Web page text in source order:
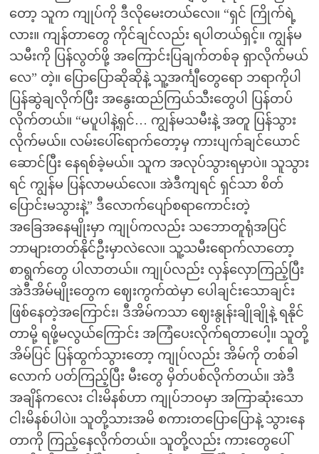
တော့ သူက ကျုပ်ကို ဒီလိုမေးတယ်လေ။ “ရှင် ကြိုက်ရဲ့
လား။ ကျန်တာတွေ ကိုင်ချင်လည်း ရပါတယ်ရှင့်။ ကျွန်မ
သမီးကို ပြန်လွတ်ဖို့ အကြောင်းပြချက်တစ်ခု ရှာလိုက်မယ်
လေ” တဲ့။ ပြောပြောဆိုဆိုနဲ့ သူ့အင်္ကျီတွေရော ဘရာကိုပါ
ပြန်ဆွဲချလိုက်ပြီး အနွေးထည်ကြယ်သီးတွေပါ ပြန်တပ်
လိုက်တယ်။ “မပူပါနဲ့ရှင်… ကျွန်မသမီးနဲ့ အတူ ပြန်သွား
လိုက်မယ်။ လမ်းပေါ်ရောက်တော့မှ ကားပျက်ချင်ယောင်
ဆောင်ပြီး နေရစ်ခဲ့မယ်။ သူက အလုပ်သွားရမှာပဲ။ သူသွား
ရင် ကျွန်မ ပြန်လာမယ်လေ။ အဲဒီကျရင် ရှင်သာ စိတ်
ပြောင်းမသွားနဲ့” ဒီလောက်ပျော်စရာကောင်းတဲ့
အခြေအနေမျိုးမှာ ကျုပ်ကလည်း သဘောတူရုံအပြင်
ဘာများတတ်နိုင်ဦးမှာလဲလေ။ သူ့သမီးရောက်လာတော့
စာရွက်တွေ ပါလာတယ်။ ကျုပ်လည်း လှန်လှောကြည့်ပြီး
အဲဒီအိမ်မျိုးတွေက ဈေးကွက်ထဲမှာ ပေါချင်းသောချင်း
ဖြစ်နေတဲ့အကြောင်း၊ ဒီအိမ်ကသာ ဈေးနွုန်းချိုချိုနဲ့ ရနိုင်
တာမို့ ရဖို့မလွယ်ကြောင်း အကြံပေးလိုက်ရတာပေါ့။ သူတို့
အိမ်ပြင် ပြန်ထွက်သွားတော့ ကျုပ်လည်း အိမ်ကို တစ်ခါ
လောက် ပတ်ကြည့်ပြီး မီးတွေ မှိတ်ပစ်လိုက်တယ်။ အဲဒီ
အချိန်ကလေး ငါးမိနစ်ဟာ ကျုပ်ဘဝမှာ အကြာဆုံးသော
ငါးမိနစ်ပါပဲ။ သူတို့သားအမိ စကားတပြောပြောနဲ့ သွားနေ
တာကို ကြည့်နေလိုက်တယ်။ သူတို့လည်း ကားတွေပေါ်